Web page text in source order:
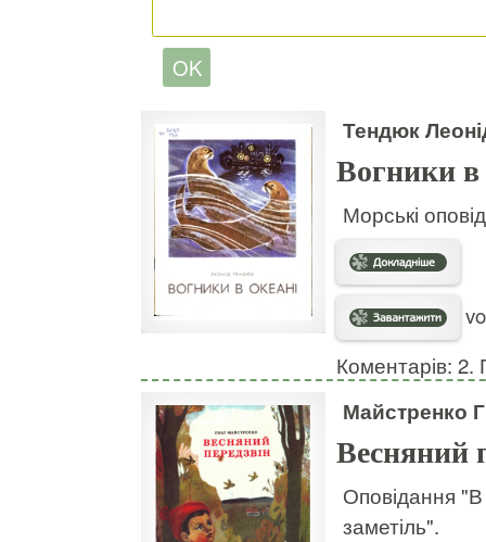
Тендюк
Вогники в
Морські
Коментарів: 2.
Майстренко
Весняний
Оповідання
заметіль".